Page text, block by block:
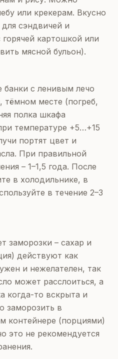
или крекерам. Вкусно
сэндвичей и
картошкой или
мясной бульон).
банки с ленивым лечо
тёмном месте (погреб,
полка шкафа
температуре +5…+15
портят цвет и
При правильной
– 1–1,5 года. После
в холодильнике, в
в течение 2–3
заморозки – сахар и
действуют как
и нежелателен, так
может расслоиться, а
когда-то вскрыта и
заморозить в
контейнере (порциями)
это не рекомендуется